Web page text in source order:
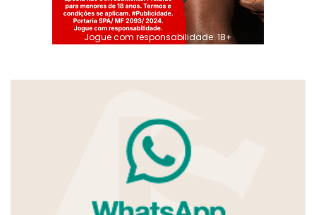
Jogue com responsabilidade. 18+